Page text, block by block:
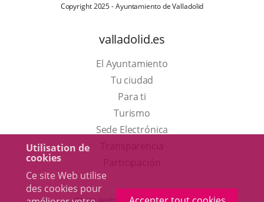
Utilisation de
cookies
Ce site Web utilise
des cookies pour
Copyright 2025 - Ayuntamiento de Valladolid
valladolid.es
El Ayuntamiento
Tu ciudad
Para ti
TurismoEste
enlace
una
Sede Electrónica
externa.
Otras webs del ayuntamiento